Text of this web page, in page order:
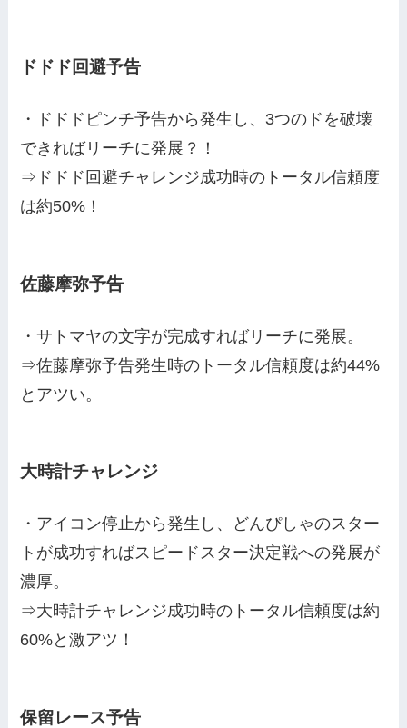
ドドド回避予告
・ドドドピンチ予告から発生し、3つのドを破壊
できればリーチに発展？！
⇒ドドド回避チャレンジ成功時のトータル信頼度
は約50%！
佐藤摩弥予告
・サトマヤの文字が完成すればリーチに発展。
⇒佐藤摩弥予告発生時のトータル信頼度は約44%
とアツい。
大時計チャレンジ
・アイコン停止から発生し、どんぴしゃのスター
トが成功すればスピードスター決定戦への発展が
濃厚。
⇒大時計チャレンジ成功時のトータル信頼度は約
60%と激アツ！
保留レース予告